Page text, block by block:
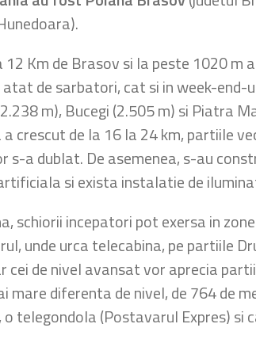
Km de Brasov si la peste 1020 m
atat de sarbatori, cat si in week-
m), Bucegi (2.505 m) si Piatra
a crescut de la 16 la 24 km, partiile
s-a dublat. De asemenea, s-au
si exista instalatie de
schiorii incepatori pot exersa in
unde urca telecabina, pe partiile
cei de nivel avansat vor aprecia
mare diferenta de nivel, de 764 de
o telegondola (Postavarul Expres) si